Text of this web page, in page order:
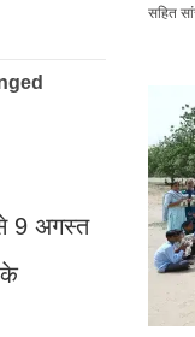
9 अगस्त
के
सहित